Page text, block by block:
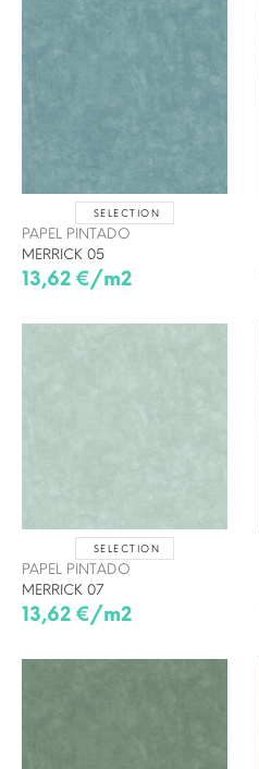
SELECTION
PAPEL PINTADO
MERRICK 05
13,62 €/m2
SELECTION
PAPEL PINTADO
MERRICK 07
13,62 €/m2